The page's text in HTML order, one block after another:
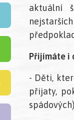
aktuální
Přijímáte i
- Děti,
přijaty,